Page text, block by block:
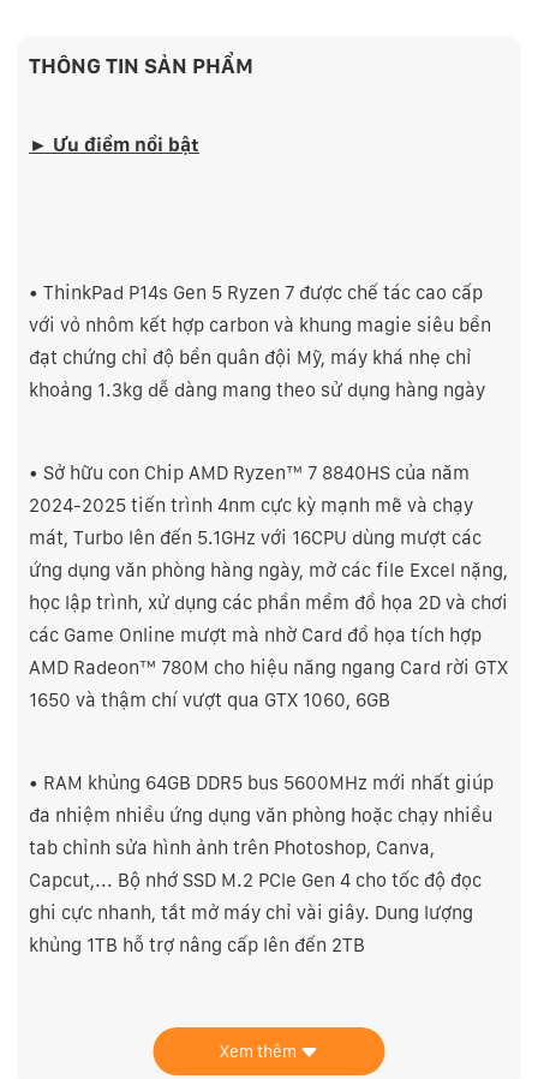
THÔNG TIN SẢN PHẨM
► Ưu điểm nổi bật
• ThinkPad P14s Gen 5 Ryzen 7 được chế tác cao cấp
với vỏ nhôm kết hợp carbon và khung magie siêu bền
đạt chứng chỉ độ bền quân đội Mỹ, máy khá nhẹ chỉ
khoảng 1.3kg dễ dàng mang theo sử dụng hàng ngày
• Sở hữu con Chip AMD Ryzen™ 7 8840HS của năm
2024-2025 tiến trình 4nm cực kỳ mạnh mẽ và chạy
mát, Turbo lên đến 5.1GHz với 16CPU dùng mượt các
ứng dụng văn phòng hàng ngày, mở các file Excel nặng,
học lập trình, xử dụng các phần mềm đồ họa 2D và chơi
các Game Online mượt mà nhờ Card đồ họa tích hợp
AMD Radeon™ 780M cho hiệu năng ngang Card rời GTX
1650 và thậm chí vượt qua GTX 1060, 6GB
• RAM khủng 64GB DDR5 bus 5600MHz mới nhất giúp
đa nhiệm nhiều ứng dụng văn phòng hoặc chạy nhiều
tab chỉnh sửa hình ảnh trên Photoshop, Canva,
Capcut,... Bộ nhớ SSD M.2 PCle Gen 4 cho tốc độ đọc
ghi cực nhanh, tắt mở máy chỉ vài giây. Dung lượng
khủng 1TB hỗ trợ nâng cấp lên đến 2TB
• Màn hình 2.8K chuẩn Oled (2880 x 1800) cho màu sắc
tuyệt đẹp, với tần số quét cao 120Hz, chuẩn màu 100%
Xem thêm